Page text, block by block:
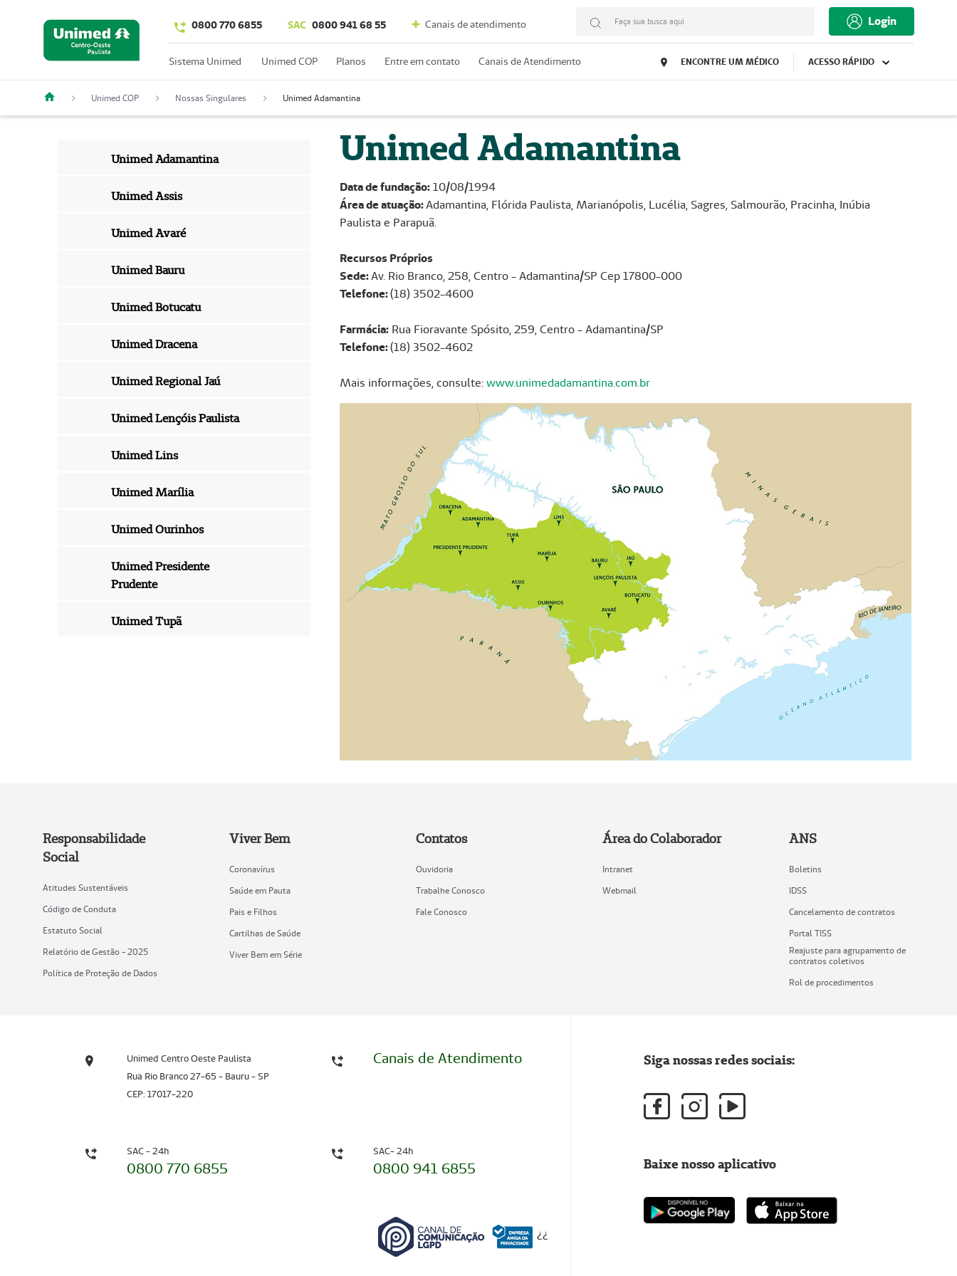
0800 770 6855 SAC 0800 941 68 55 Canais de atendimento Faça sua busca aqui Login
Sistema Unimed Unimed COP Planos Entre em contato Canais de Atendimento ENCONTRE UM MÉDICO ACESSO RÁPIDO
Unimed COP Nossas Singulares Unimed Adamantina
Unimed Adamantina
Unimed Assis
Unimed Avaré
Unimed Bauru
Unimed Botucatu
Unimed Dracena
Unimed Regional Jaú
Unimed Lençóis Paulista
Unimed Lins
Unimed Marília
Unimed Ourinhos
Unimed Presidente
Prudente
Unimed Tupã
Unimed Adamantina
Data de fundação:10/08/1994
Área de atuação:Adamantina, Flórida Paulista, Marianópolis, Lucélia, Sagres, Salmourão, Pracinha, Inúbia
Paulista e Parapuã.
Recursos Próprios
Sede:Av. Rio Branco, 258, Centro - Adamantina/SP Cep 17800-000
Telefone:(18) 3502-4600
Farmácia: Rua Fioravante Spósito, 259, Centro - Adamantina/SP
Telefone:(18) 3502-4602
Mais informações, consulte:www.unimedadamantina.com.br
Responsabilidade
Social
Atitudes Sustentáveis
Código de Conduta
Estatuto Social
Relatório de Gestão - 2025
Política de Proteção de Dados
Viver Bem
Coronavírus
Saúde em Pauta
Pais e Filhos
Cartilhas de Saúde
Viver Bem em Série
Contatos
Ouvidoria
Trabalhe Conosco
Fale Conosco
Área do Colaborador
Intranet
Webmail
ANS
Boletins
IDSS
Cancelamento de contratos
Portal TISS
Reajuste para agrupamento de
contratos coletivos
Rol de procedimentos
Unimed Centro Oeste Paulista
Rua Rio Branco 27-65 - Bauru - SP
CEP: 17017-220
Canais de Atendimento
SAC - 24h
0800 770 6855
SAC- 24h
0800 941 6855
¿¿
Siga nossas redes sociais:
Baixe nosso aplicativo